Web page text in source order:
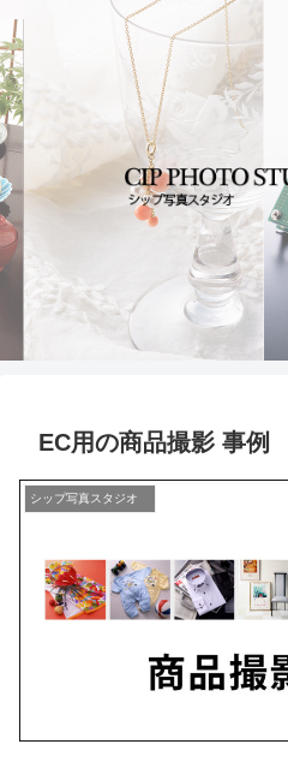
EC用の商品撮影 事例
シップ写真スタジオ